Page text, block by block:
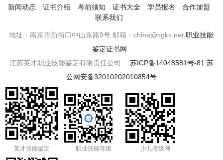
新闻动态 证书介绍 考前须知 证书大全 学员报名
合作加盟
联系我们
地址：南京市新街口中山东路9号 邮箱：china@zgks.net职业技能
鉴定证书网
江苏英才职业技能鉴定有限责任公司. 苏ICP备14048581号-81 苏
公网安备32010202010854号
英才技能鉴定 职业技能等级 少儿考级网